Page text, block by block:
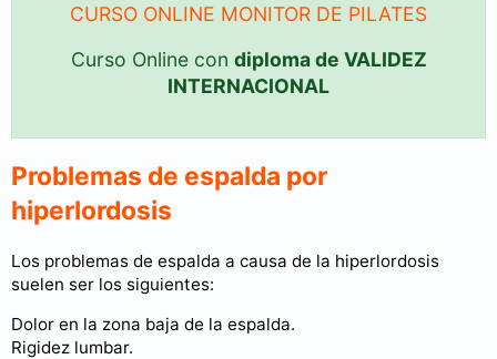
CURSO ONLINE MONITOR DE PILATES
Curso Online con diploma de VALIDEZ
INTERNACIONAL
Problemas de espalda por
hiperlordosis
Los problemas de espalda a causa de la hiperlordosis
suelen ser los siguientes:
Dolor en la zona baja de la espalda.
Rigidez lumbar.